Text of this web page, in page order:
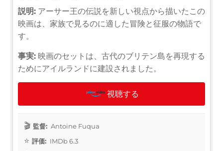
説明: アーサー王の伝説を新しい視点から描いたこの
映画は、家族で見るのに適した冒険と征服の物語で
す。
事実: 映画のセットは、古代のブリテン島を再現する
ためにアイルランドに建設されました。
視聴する
監督: Antoine Fuqua
評価: IMDb 6.3